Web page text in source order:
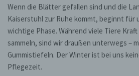
Wenn die Blätter gefallen sind und die
Kaiserstuhl zur Ruhe kommt, beginnt für
wichtige Phase. Während viele Tiere
sammeln, sind wir draußen unterwegs –
Gummistiefeln. Der Winter ist bei uns
Pflegezeit.